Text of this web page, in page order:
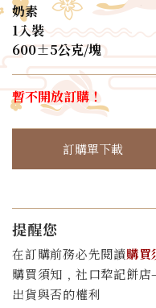
奶素
1入裝
600±5公克/塊
暫不開放訂購！
訂購單下載
提醒您
在訂購前務必先閱讀購買
購買須知﹐社口犂記餅
出貨與否的權利